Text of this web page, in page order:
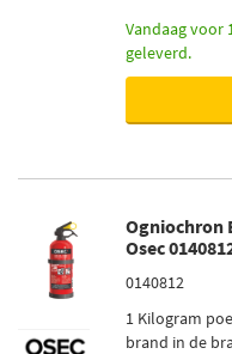
Vandaag voor
geleverd.
Ogniochron
Osec
0140812
1 Kilogram
brand in de